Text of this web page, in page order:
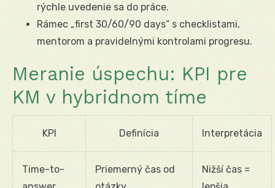
rýchle uvedenie sa do práce.
Rámec „first 30/60/90 days“ s checklistami,
mentorom a pravidelnými kontrolami progresu.
Meranie úspechu: KPI pre
KM v hybridnom tíme
KPI Definícia Interpretácia
Time-to-
Priemerný čas od
Nižší čas =